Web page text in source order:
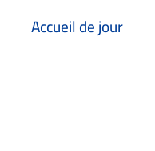
Accueil de jour